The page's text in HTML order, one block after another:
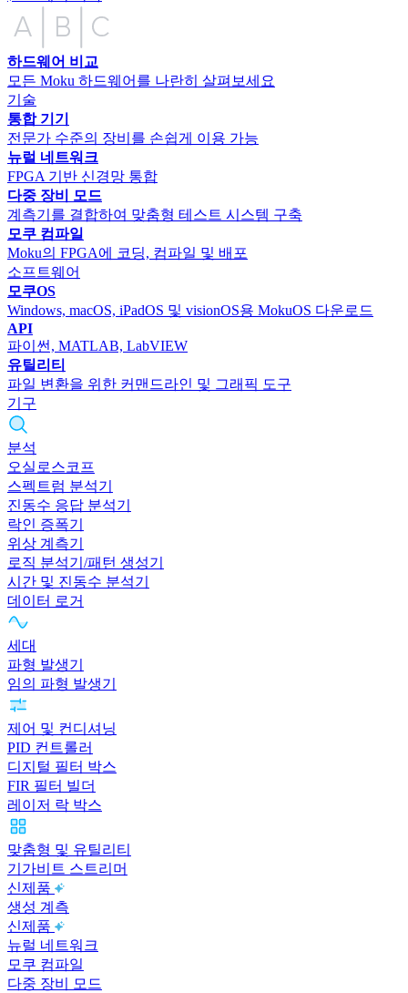
하드웨어 비교
모든 Moku 하드웨어를 나란히 살펴보세요
기술
통합 기기
전문가 수준의 장비를 손쉽게 이용 가능
뉴럴 네트워크
FPGA 기반 신경망 통합
다중 장비 모드
계측기를 결합하여 맞춤형 테스트 시스템 구축
모쿠 컴파일
Moku의 FPGA에 코딩, 컴파일 및 배포
소프트웨어
모쿠OS
Windows, macOS, iPadOS 및 visionOS용 MokuOS 다운로드
API
파이썬, MATLAB, LabVIEW
유틸리티
파일 변환을 위한 커맨드라인 및 그래픽 도구
기구
분석
오실로스코프
스펙트럼 분석기
진동수 응답 분석기
락인 증폭기
위상 계측기
로직 분석기/패턴 생성기
시간 및 진동수 분석기
데이터 로거
세대
파형 발생기
임의 파형 발생기
제어 및 컨디셔닝
PID 컨트롤러
디지털 필터 박스
FIR 필터 빌더
레이저 락 박스
맞춤형 및 유틸리티
기가비트 스트리머
신제품
생성 계측
신제품
뉴럴 네트워크
모쿠 컴파일
다중 장비 모드